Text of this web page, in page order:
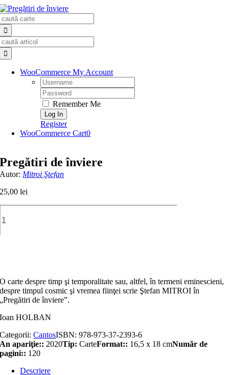
Skip
to
content
WooCommerce My Account
Username:
Password:
Remember Me
Register
WooCommerce Cart0
Pregătiri de înviere
Autor: Mitroi Ştefan
25,00lei
O carte despre timp şi temporalitate sau, altfel, în termeni eminescieni,
despre timpul cosmic şi vremea fiinţei scrie Ştefan MITROI în
„Pregătiri de înviere”.
Ioan HOLBAN
Categorii:CantosISBN:978-973-37-2393-6
An apariţie:: 2020Tip: CarteFormat:: 16,5 x 18 cmNumăr de
pagini:: 120
Descriere